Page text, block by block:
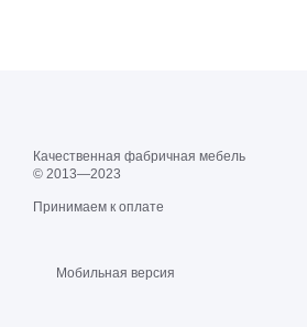
Качественная фабричная мебель
© 2013—2023
Принимаем к оплате
Мобильная версия